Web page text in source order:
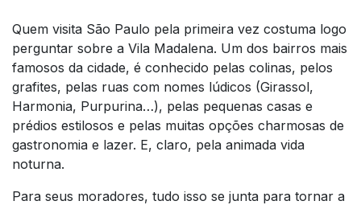
Quem visita São Paulo pela primeira vez costuma logo
perguntar sobre a Vila Madalena. Um dos bairros mais
famosos da cidade, é conhecido pelas colinas, pelos
grafites, pelas ruas com nomes lúdicos (Girassol,
Harmonia, Purpurina…), pelas pequenas casas e
prédios estilosos e pelas muitas opções charmosas de
gastronomia e lazer. E, claro, pela animada vida
noturna.
Para seus moradores, tudo isso se junta para tornar a